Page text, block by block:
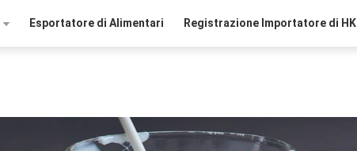
Esportatore di Alimentari Registrazione Importatore di HK